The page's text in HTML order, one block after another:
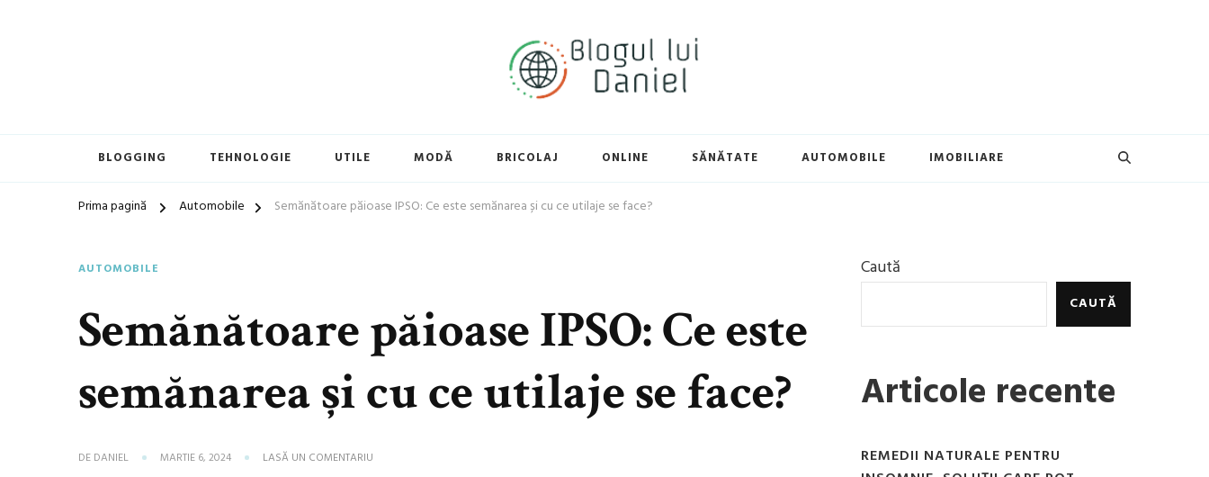
BLOGGING TEHNOLOGIE UTILE MODĂ BRICOLAJ ONLINE SĂNĂTATE AUTOMOBILE IMOBILIARE
Prima pagină Automobile Semănătoare păioase IPSO: Ce este semănarea și cu ce utilaje se face?
AUTOMOBILE
Semănătoare păioase IPSO: Ce este
semănarea și cu ce utilaje se face?
DE DANIEL MARTIE 6, 2024 LASĂ UN COMENTARIU
Caută
CAUTĂ
Articole recente
REMEDII NATURALE PENTRU